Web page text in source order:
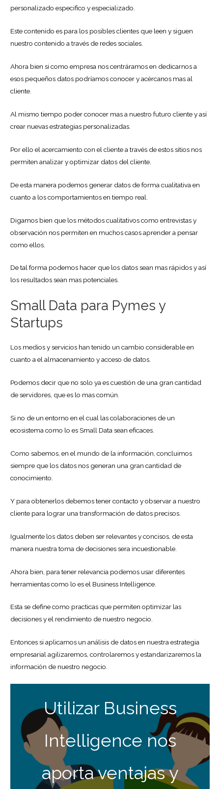
personalizado especifico y especializado.
Este contenido es para los posibles clientes que leen y siguen
nuestro contenido a través de redes sociales.
Ahora bien si como empresa nos centráramos en dedicarnos a
esos pequeños datos podríamos conocer y acércanos mas al
cliente.
Al mismo tiempo poder conocer mas a nuestro futuro cliente y así
crear nuevas estrategias personalizadas.
Por ello el acercamiento con el cliente a través de estos sitios nos
permiten analizar y optimizar datos del cliente.
De esta manera podemos generar datos de forma cualitativa en
cuanto a los comportamientos en tiempo real.
Digamos bien que los métodos cualitativos como entrevistas y
observación nos permiten en muchos casos aprender a pensar
como ellos.
De tal forma podemos hacer que los datos sean mas rápidos y así
los resultados sean mas potenciales.
Small Data para Pymes y
Startups
Los medios y servicios han tenido un cambio considerable en
cuanto a el almacenamiento y acceso de datos.
Podemos decir que no solo ya es cuestión de una gran cantidad
de servidores, que es lo mas común.
Si no de un entorno en el cual las colaboraciones de un
ecosistema como lo es Small Data sean eficaces.
Como sabemos, en el mundo de la información, concluimos
siempre que los datos nos generan una gran cantidad de
conocimiento.
Y para obtenerlos debemos tener contacto y observar a nuestro
cliente para lograr una transformación de datos precisos.
Igualmente los datos deben ser relevantes y concisos, de esta
manera nuestra toma de decisiones sera incuestionable.
Ahora bien, para tener relevancia podemos usar diferentes
herramientas como lo es el Business Intelligence.
Esta se define como practicas que permiten optimizar las
decisiones y el rendimiento de nuestro negocio.
Entonces si aplicamos un análisis de datos en nuestra estrategia
empresarial agilizaremos, controlaremos y estandarizaremos la
información de nuestro negocio.
Utilizar Business
Intelligence nos
aporta ventajas y